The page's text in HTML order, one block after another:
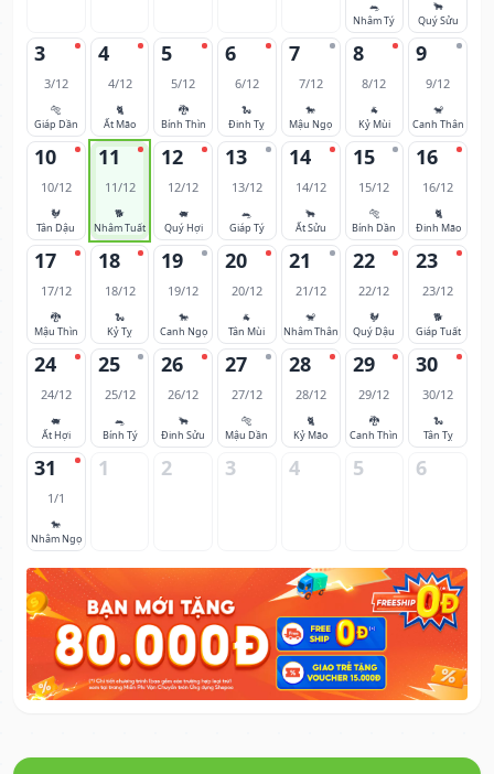
🐀
Nhâm Tý
🐂
Quý Sửu
3
3/12
🐅
Giáp Dần
4
4/12
🐈
Ất Mão
5
5/12
🐉
Bính Thìn
6
6/12
🐍
Đinh Tỵ
7
7/12
🐎
Mậu Ngọ
8
8/12
🐐
Kỷ Mùi
9
9/12
🐒
Canh Thân
10
10/12
🐓
Tân Dậu
11
11/12
🐕
Nhâm Tuất
12
12/12
🐖
Quý Hợi
13
13/12
🐀
Giáp Tý
14
14/12
🐂
Ất Sửu
15
15/12
🐅
Bính Dần
16
16/12
🐈
Đinh Mão
17
17/12
🐉
Mậu Thìn
18
18/12
🐍
Kỷ Tỵ
19
19/12
🐎
Canh Ngọ
20
20/12
🐐
Tân Mùi
21
21/12
🐒
Nhâm Thân
22
22/12
🐓
Quý Dậu
23
23/12
🐕
Giáp Tuất
24
24/12
🐖
Ất Hợi
25
25/12
🐀
Bính Tý
26
26/12
🐂
Đinh Sửu
27
27/12
🐅
Mậu Dần
28
28/12
🐈
Kỷ Mão
29
29/12
🐉
Canh Thìn
30
30/12
🐍
Tân Tỵ
31
1/1
🐎
Nhâm Ngọ
1 2 3 4 5 6